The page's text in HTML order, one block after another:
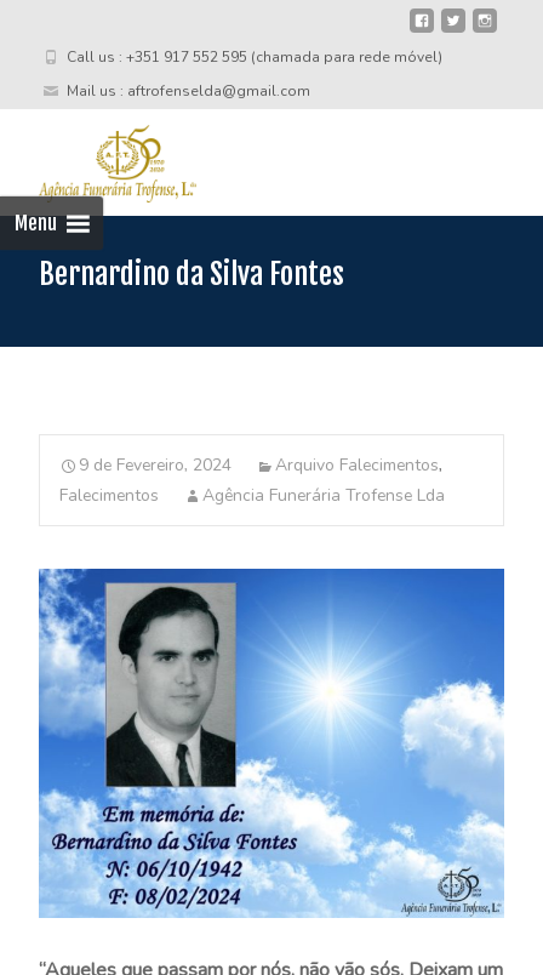
Call us : +351 917 552 595 (chamada para rede móvel)
Mail us : aftrofenselda@gmail.com
Menu
Bernardino da Silva Fontes
9 de Fevereiro, 2024 Arquivo Falecimentos,
Falecimentos
Agência Funerária Trofense Lda